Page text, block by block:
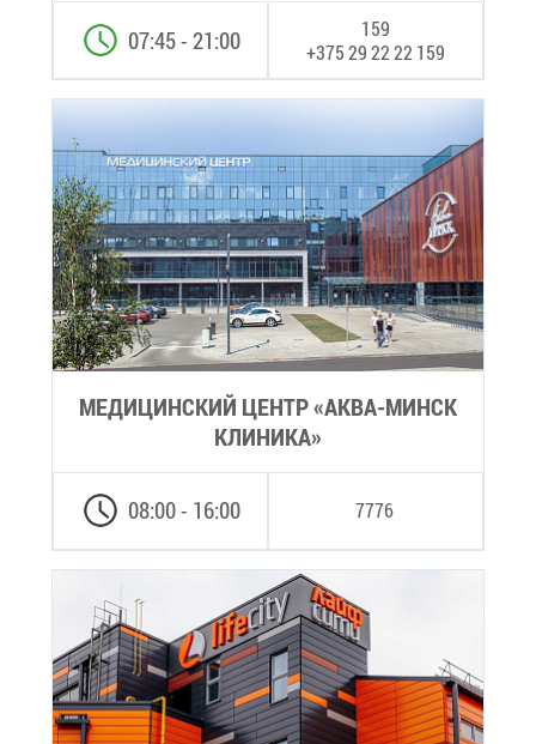
159
+375 29 22 22 159
07:45 - 21:00
МЕ­ДИ­ЦИН­СКИЙ ЦЕНТР «АК­ВА-МИНСК
КЛИ­НИ­КА»
7776
08:00 - 16:00